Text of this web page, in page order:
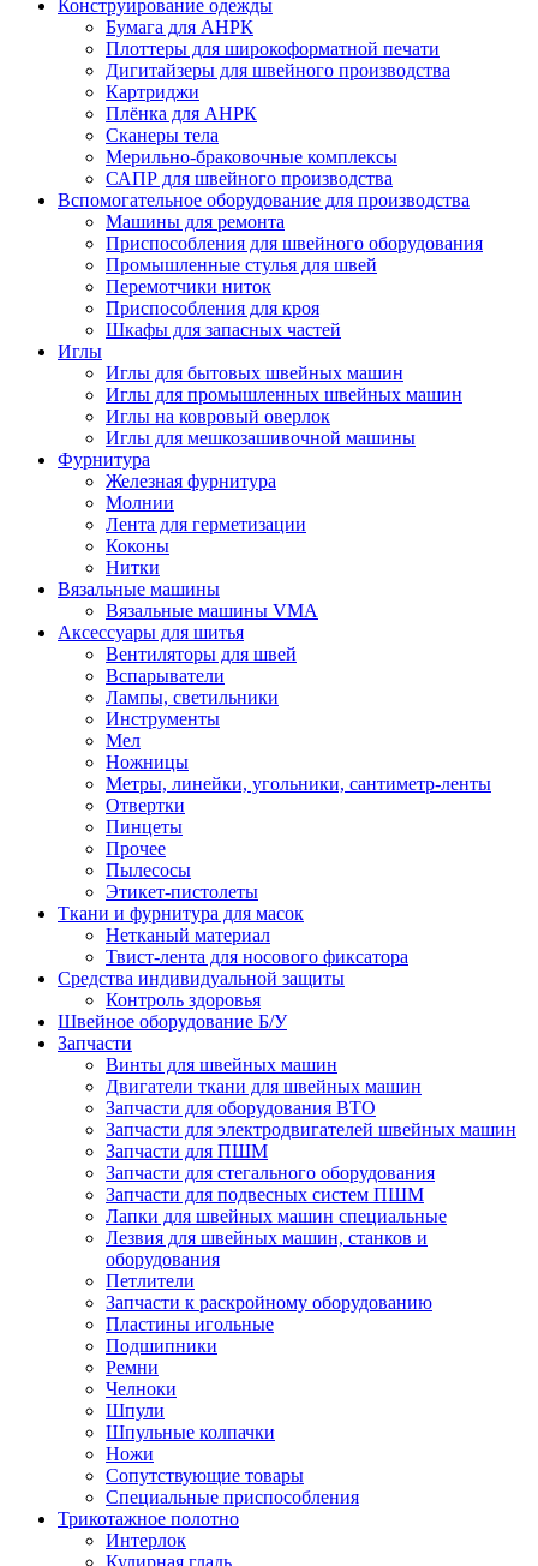
Конструирование одежды
Бумага для АНРК
Плоттеры для широкоформатной печати
Дигитайзеры для швейного производства
Картриджи
Плёнка для АНРК
Сканеры тела
Мерильно-браковочные комплексы
САПР для швейного производства
Вспомогательное оборудование для производства
Машины для ремонта
Приспособления для швейного оборудования
Промышленные стулья для швей
Перемотчики ниток
Приспособления для кроя
Шкафы для запасных частей
Иглы
Иглы для бытовых швейных машин
Иглы для промышленных швейных машин
Иглы на ковровый оверлок
Иглы для мешкозашивочной машины
Фурнитура
Железная фурнитура
Молнии
Лента для герметизации
Коконы
Нитки
Вязальные машины
Вязальные машины VMA
Аксессуары для шитья
Вентиляторы для швей
Вспарыватели
Лампы, светильники
Инструменты
Мел
Ножницы
Метры, линейки, угольники, сантиметр-ленты
Отвертки
Пинцеты
Прочее
Пылесосы
Этикет-пистолеты
Ткани и фурнитура для масок
Нетканый материал
Твист-лента для носового фиксатора
Средства индивидуальной защиты
Контроль здоровья
Швейное оборудование Б/У
Запчасти
Винты для швейных машин
Двигатели ткани для швейных машин
Запчасти для оборудования ВТО
Запчасти для электродвигателей швейных машин
Запчасти для ПШМ
Запчасти для стегального оборудования
Запчасти для подвесных систем ПШМ
Лапки для швейных машин специальные
Лезвия для швейных машин, станков и
оборудования
Петлители
Запчасти к раскройному оборудованию
Пластины игольные
Подшипники
Ремни
Челноки
Шпули
Шпульные колпачки
Ножи
Сопутствующие товары
Специальные приспособления
Трикотажное полотно
Интерлок
Кулирная гладь